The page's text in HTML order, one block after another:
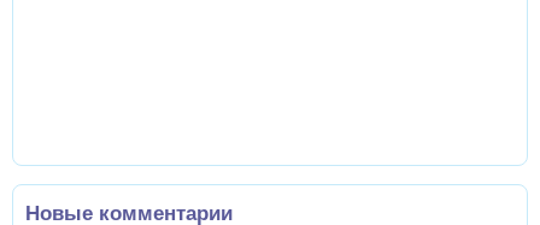
Новые комментарии